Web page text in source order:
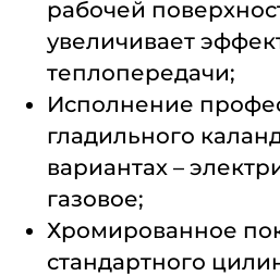
рабочей
увеличивает
теплопередачи;
Исполнение
гладильного
вариантах –
газовое;
Хромированное
стандартного